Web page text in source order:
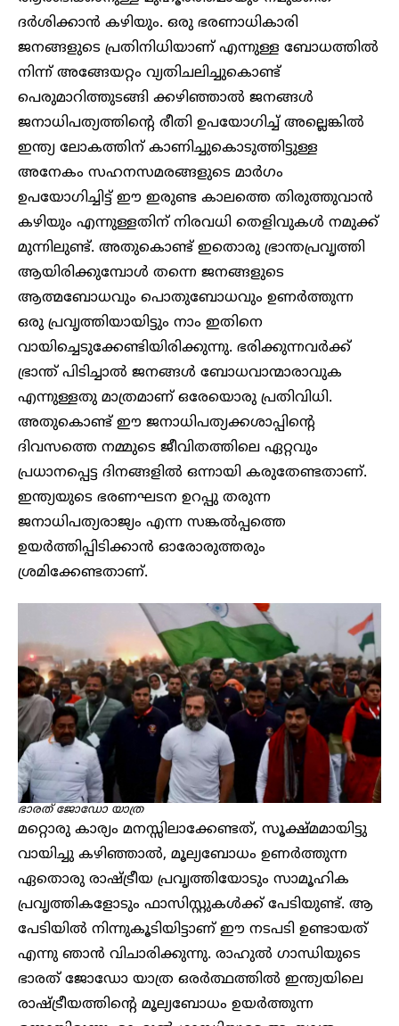
ദർശിക്കാൻ കഴിയും. ഒരു ഭരണാധികാരി
ജനങ്ങളുടെ പ്രതിനിധിയാണ് എന്നുള്ള ബോധത്തിൽ
നിന്ന് അങ്ങേയറ്റം വ്യതിചലിച്ചുകൊണ്ട്
പെരുമാറിത്തുടങ്ങി ക്കഴിഞ്ഞാൽ ജനങ്ങൾ
ജനാധിപത്യത്തിന്റെ രീതി ഉപയോഗിച്ച് അല്ലെങ്കിൽ
ഇന്ത്യ ലോകത്തിന് കാണിച്ചുകൊടുത്തിട്ടുള്ള
അനേകം സഹനസമരങ്ങളുടെ മാർഗം
ഉപയോഗിച്ചിട്ട് ഈ ഇരുണ്ട കാലത്തെ തിരുത്തുവാൻ
കഴിയും എന്നുള്ളതിന് നിരവധി തെളിവുകൾ നമുക്ക്
മുന്നിലുണ്ട്. അതുകൊണ്ട് ഇതൊരു ഭ്രാന്തപ്രവൃത്തി
ആയിരിക്കുമ്പോൾ തന്നെ ജനങ്ങളുടെ
ആത്മബോധവും പൊതുബോധവും ഉണർത്തുന്ന
ഒരു പ്രവൃത്തിയായിട്ടും നാം ഇതിനെ
വായിച്ചെടുക്കേണ്ടിയിരിക്കുന്നു. ഭരിക്കുന്നവർക്ക്
ഭ്രാന്ത് പിടിച്ചാൽ ജനങ്ങൾ ബോധവാന്മാരാവുക
എന്നുള്ളതു മാത്രമാണ് ഒരേയൊരു പ്രതിവിധി.
അതുകൊണ്ട് ഈ ജനാധിപത്യക്കശാപ്പിന്റെ
ദിവസത്തെ നമ്മുടെ ജീവിതത്തിലെ ഏറ്റവും
പ്രധാനപ്പെട്ട ദിനങ്ങളിൽ ഒന്നായി കരുതേണ്ടതാണ്.
ഇന്ത്യയുടെ ഭരണഘടന ഉറപ്പു തരുന്ന
ജനാധിപത്യരാജ്യം എന്ന സങ്കൽപ്പത്തെ
ഉയർത്തിപ്പിടിക്കാൻ ഓരോരുത്തരും
ശ്രമിക്കേണ്ടതാണ്.
ഭാരത് ജോഡോ യാത്ര
മറ്റൊരു കാര്യം മനസ്സിലാക്കേണ്ടത്, സൂക്ഷ്മമായിട്ടു
വായിച്ചു കഴിഞ്ഞാൽ, മൂല്യബോധം ഉണർത്തുന്ന
ഏതൊരു രാഷ്ട്രീയ പ്രവൃത്തിയോടും സാമൂഹിക
പ്രവൃത്തികളോടും ഫാസിസ്റ്റുകൾക്ക് പേടിയുണ്ട്. ആ
പേടിയിൽ നിന്നുകൂടിയിട്ടാണ് ഈ നടപടി ഉണ്ടായത്
എന്നു ഞാൻ വിചാരിക്കുന്നു. രാഹുൽ ഗാന്ധിയുടെ
ഭാരത് ജോഡോ യാത്ര ഒരർത്ഥത്തിൽ ഇന്ത്യയിലെ
രാഷ്ട്രീയത്തിന്റെ മൂല്യബോധം ഉയർത്തുന്ന